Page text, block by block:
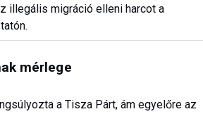
illegális migráció elleni harcot a
mérlege
a Tisza Párt, ám egyelőre az